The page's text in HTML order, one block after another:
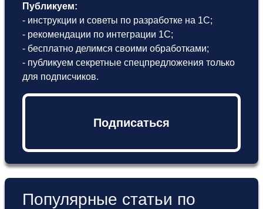
Публикуем:
- инструкции и советы по разработке на 1С;
- рекомендации по интеграции 1С;
- бесплатно делимся своими обработками;
- публикуем секретные спецпредложения только
для подписчиков.
Подписаться
Популярные статьи по